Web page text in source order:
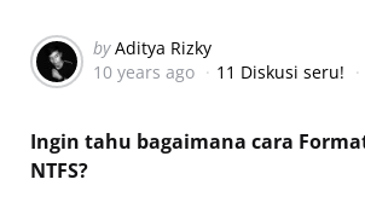
Posted
by
by Aditya Rizky
10 years ago
11 Diskusi seru!
Ingin tahu bagaimana cara
NTFS?